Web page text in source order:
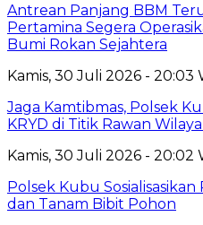
Antrean Panjang BBM
Pertamina Segera
Bumi Rokan Sejahtera
Kamis, 30 Juli 2026 - 20:03
Jaga Kamtibmas, Polsek
KRYD di Titik Rawan
Kamis, 30 Juli 2026 - 20:02
Polsek Kubu
dan Tanam Bibit Pohon